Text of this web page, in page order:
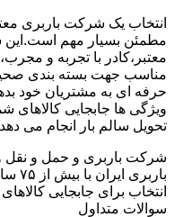
انتخاب یک شرکت باربری
مطمئن بسیار مهم است.این
معتبر،کادر با تجربه و
مناسب جهت بسته بندی صحیح
حرفه ای به مشتریان خود
ویژگی ها جابجایی کالاهای
تحویل سالم بار انجام می
شرکت باربری و حمل و نقل
انتخاب برای جابجایی
سوالات متداول